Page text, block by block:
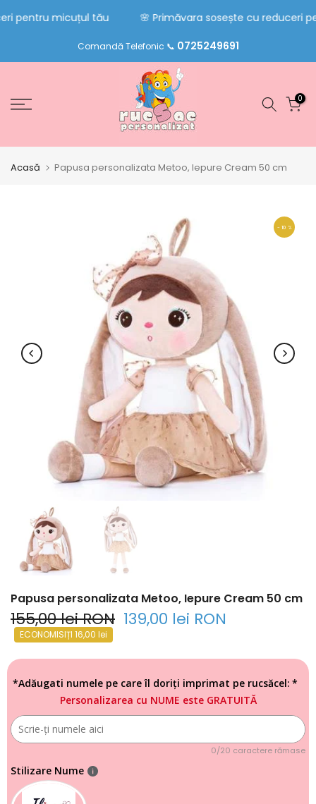
Sari
pentru micuțul tău 🌸 Primăvara sosește cu reduceri
Comandă Telefonic 📞 0725249691
0
Acasă Papusa personalizata Metoo, Iepure Cream 50 cm
- 10 %
Papusa personalizata Metoo, Iepure Cream 50 cm
155,00 lei RON 139,00 lei RON
ECONOMISIȚI 16,00 lei
Personalizarea cu NUME este GRATUITĂ
*Adăugati numele pe care îl doriți imprimat pe rucsăcel:
0/20 caractere rămase
Stilizare Nume